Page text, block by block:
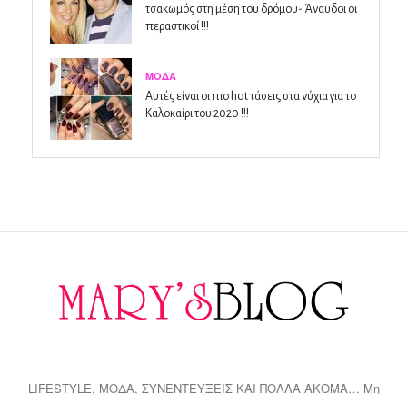
τσακωμός στη μέση του δρόμου- Άναυδοι οι
περαστικοί !!!
ΜΌΔΑ
Αυτές είναι οι πιο hot τάσεις στα νύχια για το
Καλοκαίρι του 2020 !!!
LIFESTYLE, ΜΟΔΑ, ΣΥΝΕΝΤΕΥΞΕΙΣ ΚΑΙ ΠΟΛΛΑ ΑΚΟΜΑ… Μη